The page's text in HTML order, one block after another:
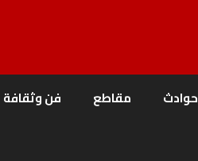
حوادث مقاطع فن وثقافة